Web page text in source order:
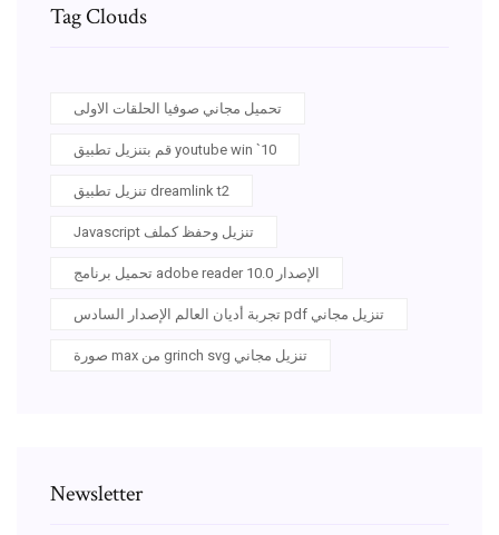
Tag Clouds
تحميل مجاني صوفيا الحلقات الاولى
قم بتنزيل تطبيق youtube win `10
تنزيل تطبيق dreamlink t2
Javascript تنزيل وحفظ كملف
تحميل برنامج adobe reader الإصدار 10.0
تجربة أديان العالم الإصدار السادس pdf تنزيل مجاني
صورة max من grinch svg تنزيل مجاني
Newsletter